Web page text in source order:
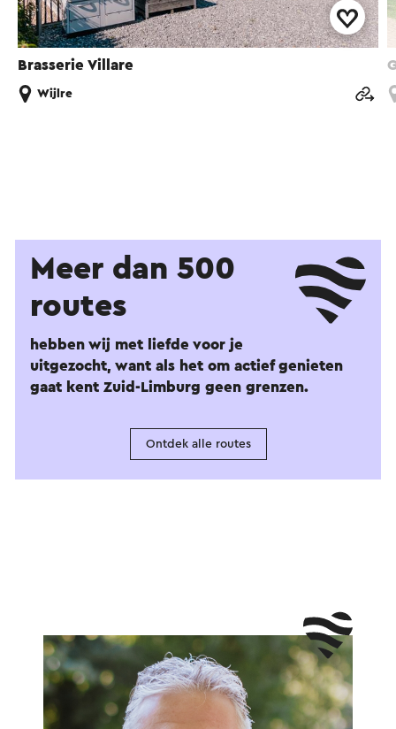
Brasserie Villare
Wijlre
Meer dan 500
routes
hebben wij met liefde voor je
uitgezocht, want als het om actief genieten
gaat kent Zuid-Limburg geen grenzen.
Ontdek alle routes